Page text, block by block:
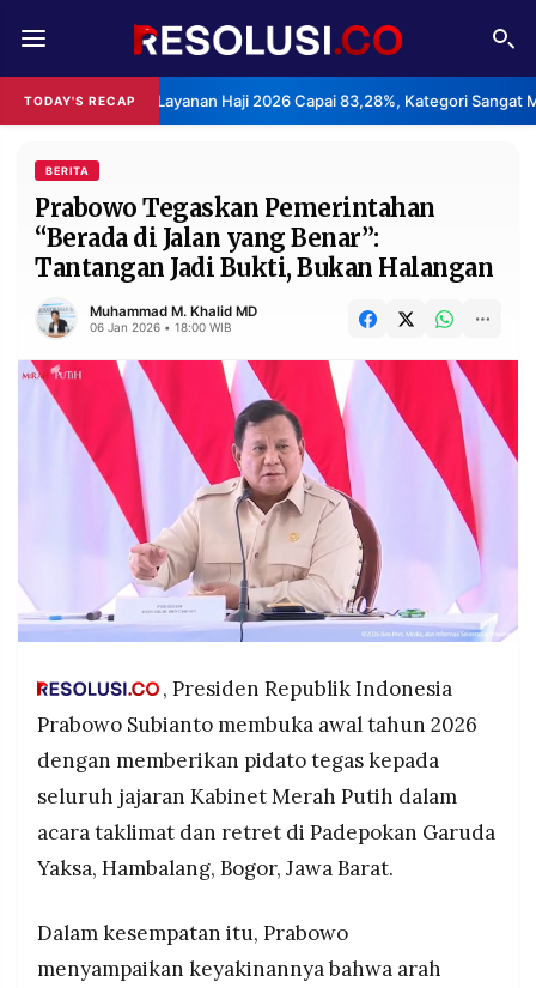
TODAY'S RECAP
Layanan Haji 2026 Capai 83,28%, Kategori Sangat Memuaskan.
REDAKSI TENTANG
RESOLUSI IKLAN
RUBRIKASI
EDITORIAL AKSARA
FINANSIA PERSONA
DAERAH NASIONAL
MANCA SPORT
BERITA
WARGA
INFORMASI
IKLAN
KIRIM
TULISAN
OF
SERVICE
IKUTI
BERITA
Prabowo Tegaskan Pemerintahan
“Berada di Jalan yang Benar”:
Tantangan Jadi Bukti, Bukan Halangan
Muhammad M. Khalid MD
06 Jan 2026 • 18:00 WIB
, Presiden Republik Indonesia
Prabowo Subianto membuka awal tahun 2026
dengan memberikan pidato tegas kepada
seluruh jajaran Kabinet Merah Putih dalam
acara taklimat dan retret di Padepokan Garuda
Yaksa, Hambalang, Bogor, Jawa Barat.
Dalam kesempatan itu, Prabowo
menyampaikan keyakinannya bahwa arah